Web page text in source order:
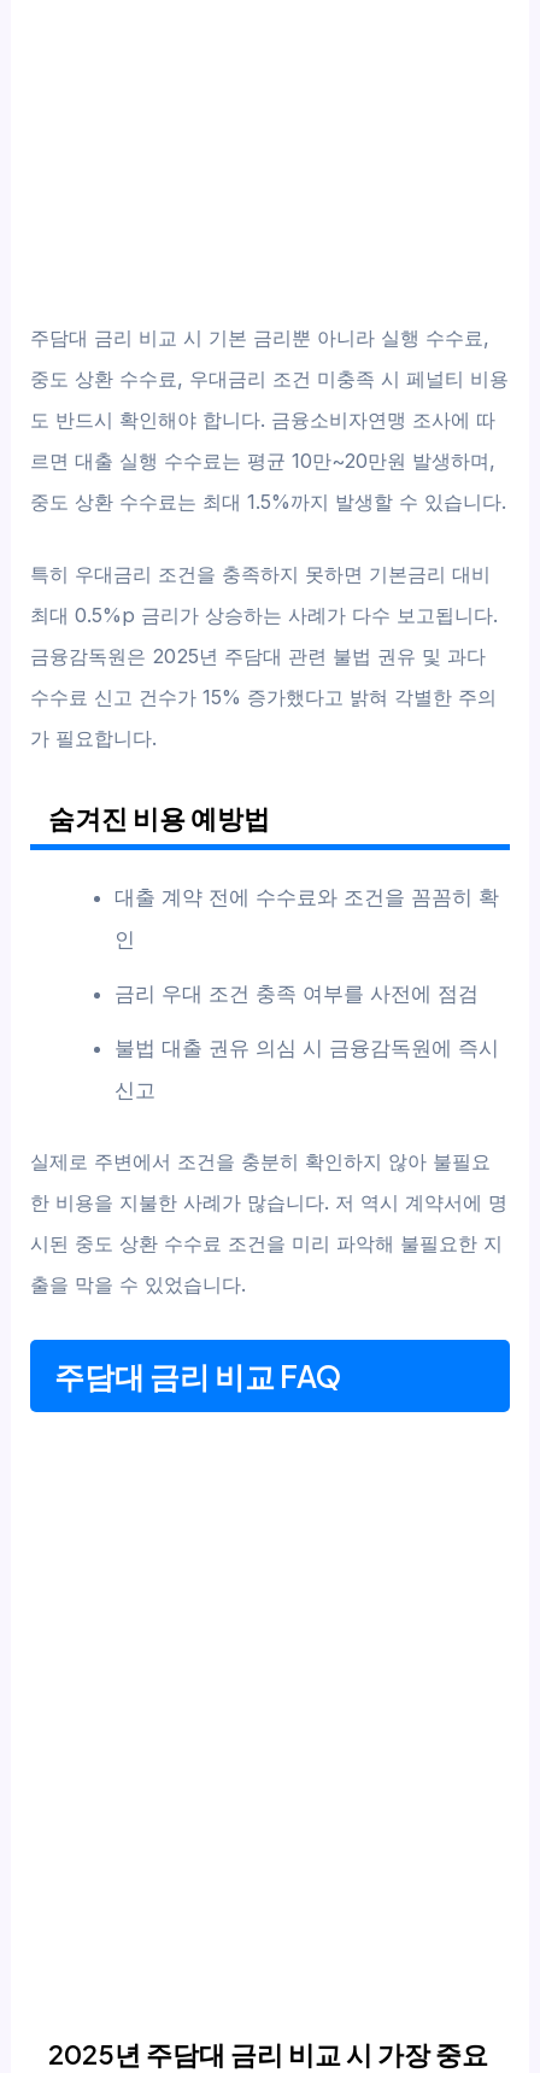
주담대 금리 비교 시 기본 금리뿐 아니라 실행 수수료,
중도 상환 수수료, 우대금리 조건 미충족 시 페널티 비용
도 반드시 확인해야 합니다. 금융소비자연맹 조사에 따
르면 대출 실행 수수료는 평균 10만~20만원 발생하며,
중도 상환 수수료는 최대 1.5%까지 발생할 수 있습니다.
특히 우대금리 조건을 충족하지 못하면 기본금리 대비
최대 0.5%p 금리가 상승하는 사례가 다수 보고됩니다.
금융감독원은 2025년 주담대 관련 불법 권유 및 과다
수수료 신고 건수가 15% 증가했다고 밝혀 각별한 주의
가 필요합니다.
숨겨진 비용 예방법
대출 계약 전에 수수료와 조건을 꼼꼼히 확
인
금리 우대 조건 충족 여부를 사전에 점검
불법 대출 권유 의심 시 금융감독원에 즉시
신고
실제로 주변에서 조건을 충분히 확인하지 않아 불필요
한 비용을 지불한 사례가 많습니다. 저 역시 계약서에 명
시된 중도 상환 수수료 조건을 미리 파악해 불필요한 지
출을 막을 수 있었습니다.
주담대 금리 비교 FAQ
2025년 주담대 금리 비교 시 가장 중요